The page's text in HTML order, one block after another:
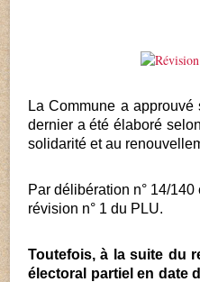
La Commune a
dernier a été élaboré
solidarité et au
Par délibération n° 14/
révision n° 1 du PLU.
Toutefois, à la suite du
électoral partiel en date